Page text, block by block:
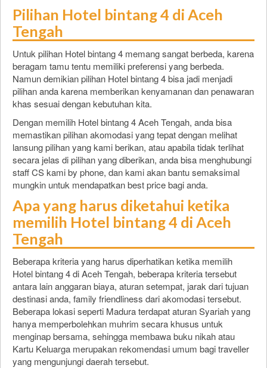
Pilihan Hotel bintang 4 di Aceh
Tengah
Untuk pilihan Hotel bintang 4 memang sangat berbeda, karena
beragam tamu tentu memiliki preferensi yang berbeda.
Namun demikian pilihan Hotel bintang 4 bisa jadi menjadi
pilihan anda karena memberikan kenyamanan dan penawaran
khas sesuai dengan kebutuhan kita.
Dengan memilih Hotel bintang 4 Aceh Tengah, anda bisa
memastikan pilihan akomodasi yang tepat dengan melihat
lansung pilihan yang kami berikan, atau apabila tidak terlihat
secara jelas di pilihan yang diberikan, anda bisa menghubungi
staff CS kami by phone, dan kami akan bantu semaksimal
mungkin untuk mendapatkan best price bagi anda.
Apa yang harus diketahui ketika
memilih Hotel bintang 4 di Aceh
Tengah
Beberapa kriteria yang harus diperhatikan ketika memilih
Hotel bintang 4 di Aceh Tengah, beberapa kriteria tersebut
antara lain anggaran biaya, aturan setempat, jarak dari tujuan
destinasi anda, family friendliness dari akomodasi tersebut.
Beberapa lokasi seperti Madura terdapat aturan Syariah yang
hanya memperbolehkan muhrim secara khusus untuk
menginap bersama, sehingga membawa buku nikah atau
Kartu Keluarga merupakan rekomendasi umum bagi traveller
yang mengunjungi daerah tersebut.